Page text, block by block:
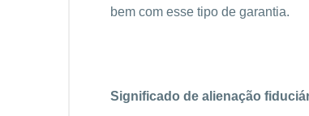
bem com esse tipo de garantia.
Significado de alienação